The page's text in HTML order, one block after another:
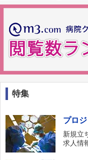
特集
プロ
新規立
求人情